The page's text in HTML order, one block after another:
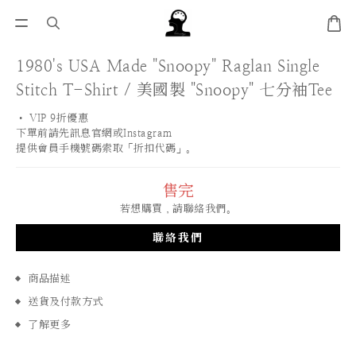
1980's USA Made "Snoopy" Raglan Single
Stitch T-Shirt / 美國製 "Snoopy" 七分袖Tee
• VIP 9折優惠
下單前請先訊息官網或Instagram
提供會員手機號碼索取「折扣代碼」。
售完
若想購買，請聯絡我們。
聯絡我們
商品描述
送貨及付款方式
了解更多